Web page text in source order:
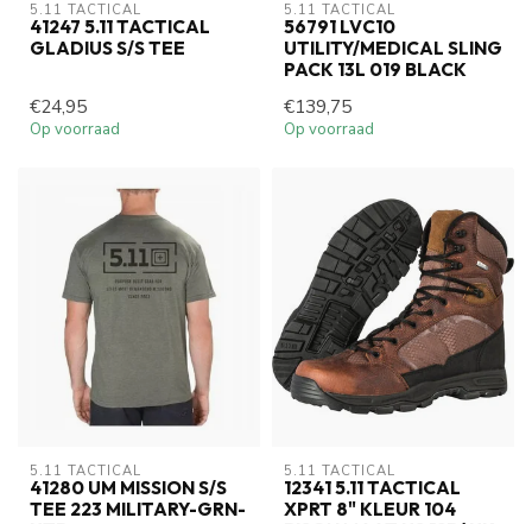
5.11 TACTICAL
41247 5.11 TACTICAL
GLADIUS S/S TEE
€24,95
Op voorraad
5.11 TACTICAL
56791 LVC10
UTILITY/MEDICAL SLING
PACK 13L 019 BLACK
€139,75
Op voorraad
5.11 TACTICAL
41280 UM MISSION S/S
TEE 223 MILITARY-GRN-
5.11 TACTICAL
12341 5.11 TACTICAL
XPRT 8" KLEUR 104